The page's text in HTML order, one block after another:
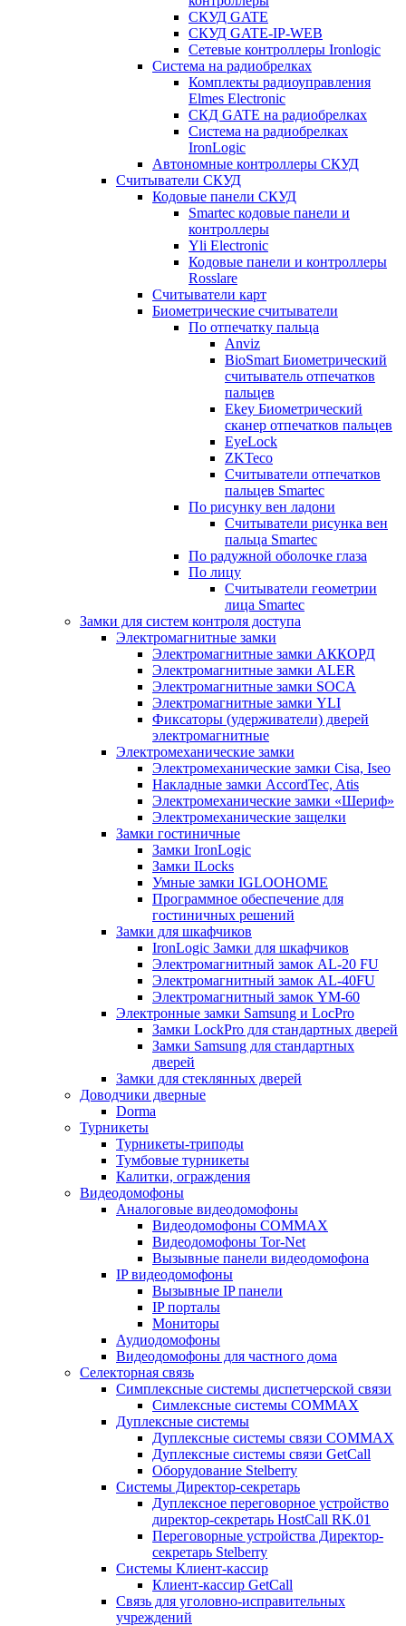
СКУД GATE
СКУД GATE-IP-WEB
Сетевые контроллеры Ironlogic
Система на радиобрелках
Комплекты радиоуправления
Elmes Electronic
СКД GATE на радиобрелках
Система на радиобрелках
IronLogic
Автономные контроллеры СКУД
Считыватели СКУД
Кодовые панели СКУД
Smartec кодовые панели и
контроллеры
Yli Electronic
Кодовые панели и контроллеры
Rosslare
Считыватели карт
Биометрические считыватели
По отпечатку пальца
Anviz
BioSmart Биометрический
считыватель отпечатков
пальцев
Ekey Биометрический
сканер отпечатков пальцев
EyeLock
ZKTeco
Считыватели отпечатков
пальцев Smartec
По рисунку вен ладони
Считыватели рисунка вен
пальца Smartec
По радужной оболочке глаза
По лицу
Считыватели геометрии
лица Smartec
Замки для систем контроля доступа
Электромагнитные замки
Электромагнитные замки АККОРД
Электромагнитные замки ALER
Электромагнитные замки SOCA
Электромагнитные замки YLI
Фиксаторы (удерживатели) дверей
электромагнитные
Электромеханические замки
Электромеханические замки Cisa, Iseo
Накладные замки AccordTec, Atis
Электромеханические замки «Шериф»
Электромеханические защелки
Замки гостиничные
Замки IronLogic
Замки ILocks
Умные замки IGLOOHOME
Программное обеспечение для
гостиничных решений
Замки для шкафчиков
IronLogic Замки для шкафчиков
Электромагнитный замок AL-20 FU
Электромагнитный замок AL-40FU
Электромагнитный замок YM-60
Электронные замки Samsung и LocPro
Замки LockPro для стандартных дверей
Замки Samsung для стандартных
дверей
Замки для стеклянных дверей
Доводчики дверные
Dorma
Турникеты
Турникеты-триподы
Тумбовые турникеты
Калитки, ограждения
Видеодомофоны
Аналоговые видеодомофоны
Видеодомофоны COMMAX
Видеодомофоны Tor-Net
Вызывные панели видеодомофона
IP видеодомофоны
Вызывные IP панели
IP порталы
Мониторы
Аудиодомофоны
Видеодомофоны для частного дома
Селекторная связь
Симплексные системы диспетчерской связи
Симлексные системы COMMAX
Дуплексные системы
Дуплексные системы связи COMMAX
Дуплексные системы связи GetCall
Оборудование Stelberry
Системы Директор-секретарь
Дуплексное переговорное устройство
директор-секретарь HostCall RK.01
Переговорные устройства Директор-
секретарь Stelberry
Системы Клиент-кассир
Клиент-кассир GetCall
Связь для уголовно-исправительных
учреждений